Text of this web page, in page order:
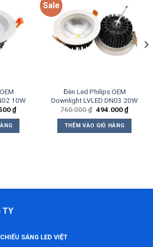
Add to
wishlist
10W
₫.
₫Giá
hiện
279.500 ₫.
Sale
Add to
wishlist
Đèn Led Philips OEM
Downlight LVLED DN03 20W
760.000₫ Giá
là:
760.000 ₫.
494.000₫Giá
hiện
THÊM VÀO GIỎ HÀNG
TY
SÁNG LED VIỆT